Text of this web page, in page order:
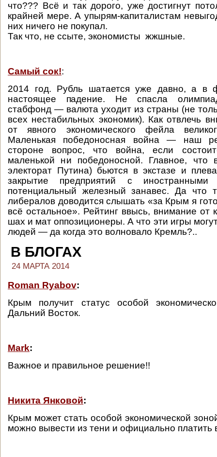
что??? Всё и так дорого, уже достигнут
крайней мере. А упырям-капиталистам
них ничего не покупал.
Так что, не ссыте, экономисты жжшные.
Самый сок!:
2014 год. Рубль шатается уже давно, а в
настоящее падение. Не спасла
стабфонд — валюта уходит из страны (не
всех нестабильных экономик). Как отвлечь
от явного экономического фейла
Маленькая победоносная война — наш
стороне вопрос, что война, если
маленькой ни победоносной. Главное, что
электорат Путина) бьются в экстазе и
закрытие предприятий с иностранными
потенциальный железный занавес. Да что
либералов доводится слышать «за Крым я
всё остальное». Рейтинг ввысь, внимание от
шах и мат оппозиционеры. А что эти игры
людей — да когда это волновало Кремль?..
В БЛОГАХ
24 МАРТА 2014
Roman Ryabov:
Крым получит статус особой
Дальний Восток.
Mark:
Важное и правильное решение!!
Никита Янковой:
Крым может стать особой экономической
можно вывести из тени и официально платить